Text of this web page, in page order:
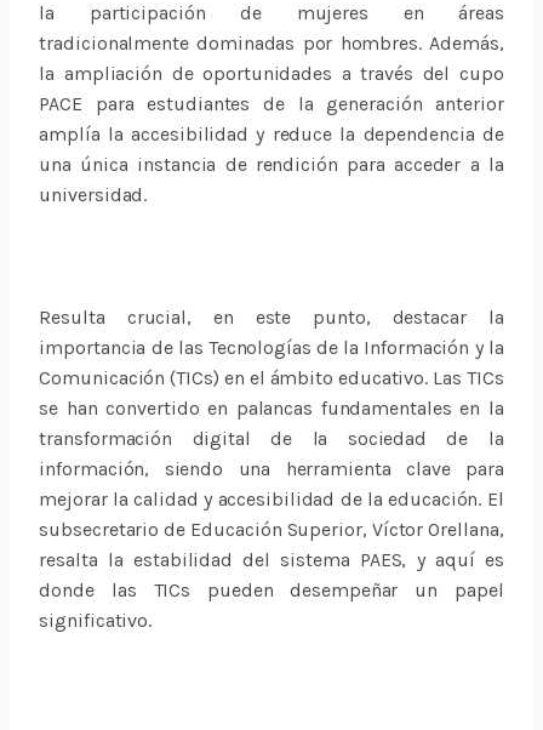
la participación de mujeres en áreas
tradicionalmente dominadas por hombres. Además,
la ampliación de oportunidades a través del cupo
PACE para estudiantes de la generación anterior
amplía la accesibilidad y reduce la dependencia de
una única instancia de rendición para acceder a la
universidad.
Resulta crucial, en este punto, destacar la
importancia de las Tecnologías de la Información y la
Comunicación (TICs) en el ámbito educativo. Las TICs
se han convertido en palancas fundamentales en la
transformación digital de la sociedad de la
información, siendo una herramienta clave para
mejorar la calidad y accesibilidad de la educación. El
subsecretario de Educación Superior, Víctor Orellana,
resalta la estabilidad del sistema PAES, y aquí es
donde las TICs pueden desempeñar un papel
significativo.